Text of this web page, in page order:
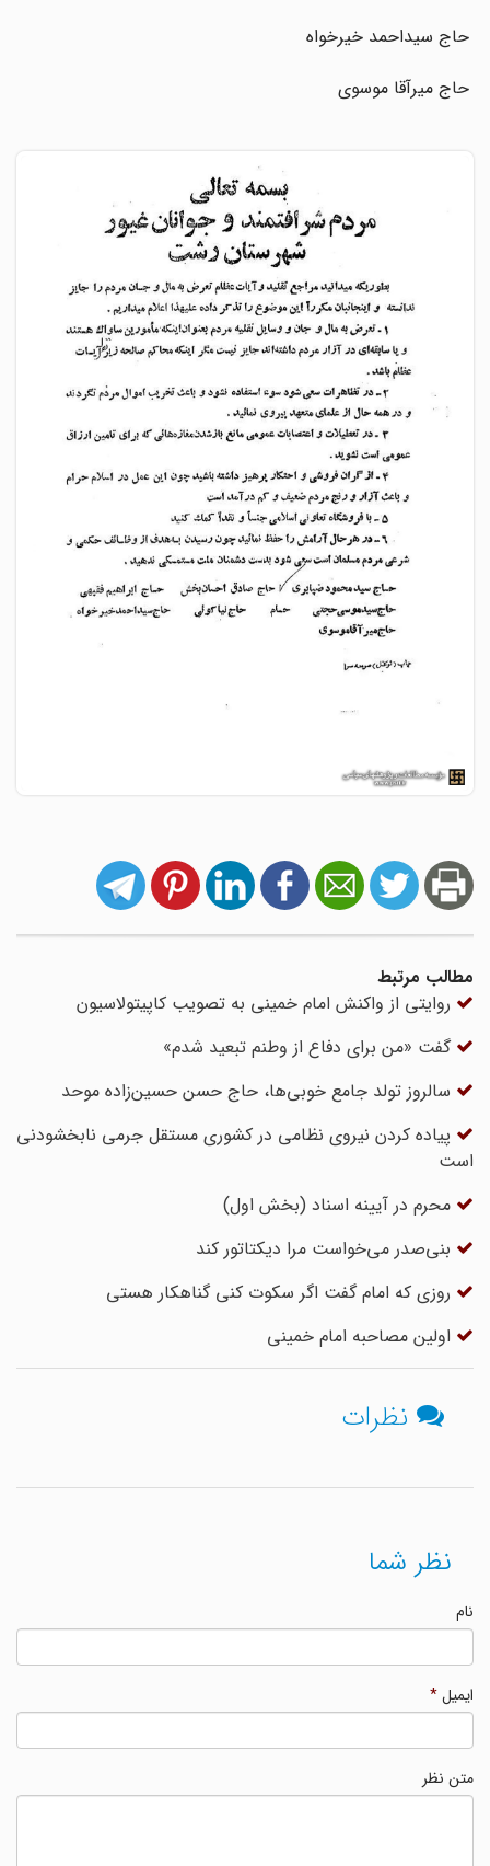
حاج سیداحمد خیرخواه
حاج میرآقا موسوی
مطالب مرتبط
روایتی از واکنش امام خمینی به تصویب کاپیتولاسیون
گفت «من برای دفاع از وطنم تبعید شدم»
سالروز تولد جامع خوبی‌ها، حاج حسن حسین‌زاده موحد
پیاده کردن نیروی نظامی در کشوری مستقل جرمی نابخشودنی
است
محرم در آیینه اسناد (بخش اول)
بنی‌صدر می‌خواست مرا دیکتاتور کند
روزی که امام گفت اگر سکوت کنی گناهکار هستی
اولین مصاحبه امام خمینی
نظرات
نظر شما
ایمیل*
متن نظر